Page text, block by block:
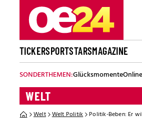
TICKERSPORTSTARSMAGAZINE
SONDERTHEMEN:Glücksmomente
WELT
Welt Welt Politik Politik-Beben: Er